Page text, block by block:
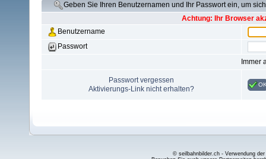
Geben Sie Ihren Benutzernamen und Ihr Passwort ein, um
Achtung: Ihr Browser
Benutzername
Passwort
Immer
Passwort vergessen
Aktivierungs-Link nicht erhalten?
© seilbahnbilder.ch - Verwendung